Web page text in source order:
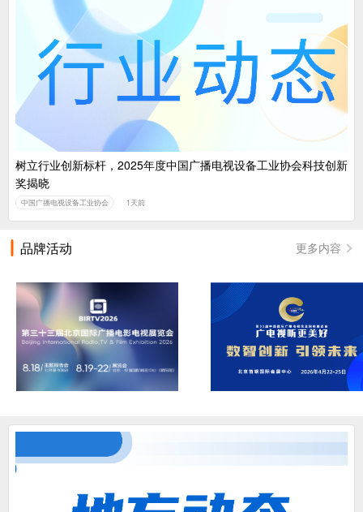
树立行业创新标杆，2025年度中国广播电视设备工业协会科技创新
奖揭晓
中国广播电视设备工业协会 1天前
品牌活动 更多内容